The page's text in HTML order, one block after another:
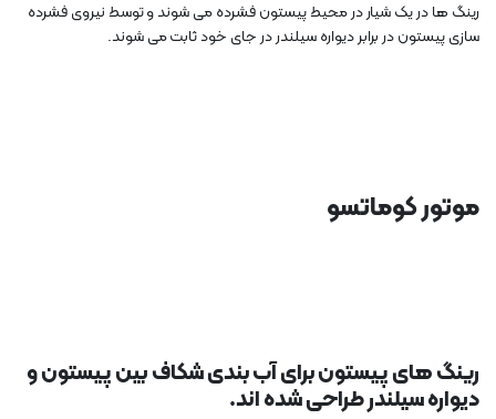
رینگ ها در یک شیار در محیط پیستون فشرده می شوند و توسط نیروی فشرده
سازی پیستون در برابر دیواره سیلندر در جای خود ثابت می شوند.
موتور کوماتسو
رینگ های پیستون برای آب بندی شکاف بین پیستون و
دیواره سیلندر طراحی شده اند.